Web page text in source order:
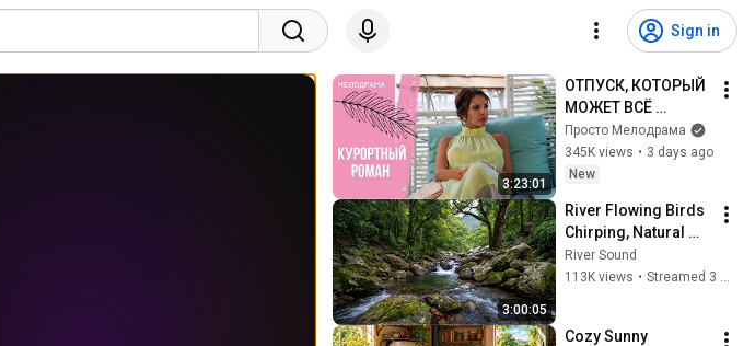
Sign in
3:23:01
ОТПУСК, КОТОРЫЙ
МОЖЕТ ВСЁ
ИЗМЕНИТЬ!
Курортный роман.
Все серии
Просто Мелодрама
345K views • 3 days ago
New
3:00:05
River Flowing Birds
Chirping, Natural
Forest Sounds for
Sleeping,
River Sound
113K views • Streamed 3 months ago
Cozy Sunny